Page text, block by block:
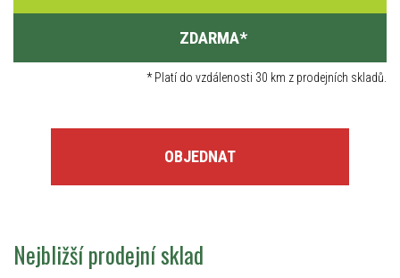
ZDARMA*
*Platí do vzdálenosti 30 km z prodejních skladů.
OBJEDNAT
Nejbližší prodejní sklad